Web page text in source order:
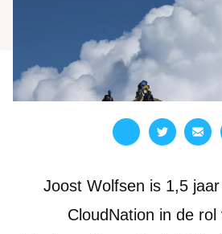
Joost Wolfsen is 1,5
CloudNation in de rol